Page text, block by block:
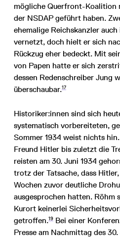
mögliche Querfront-Koalition
der NSDAP geführt haben.
ehemalige Reichskanzler
vernetzt, doch hielt er sich
Rückzug eher bedeckt. Mit
von Papen hatte er sich
dessen Redenschreiber Jung
überschaubar.17
Historiker:innen sind sich
systematisch vorbereiteten,
Sommer 1934 weist nichts
Freund Hitler bis zuletzt die
reisten am 30. Juni 1934
trotz der Tatsache, dass
Wochen zuvor deutliche
ausgesprochen hatten. Röhm
Kurort keinerlei
getroffen.19 Bei einer
Presse am Nachmittag des